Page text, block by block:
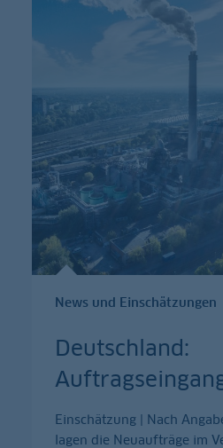
News und Einschätzungen
Deutschland:
Einschätzung | Nach
lagen die Neuaufträge im